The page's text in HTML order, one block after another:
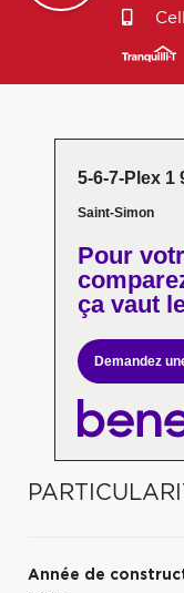
5-6-7-Plex 1
Saint-Simon
Pour
ça vaut
Demandez
Année de